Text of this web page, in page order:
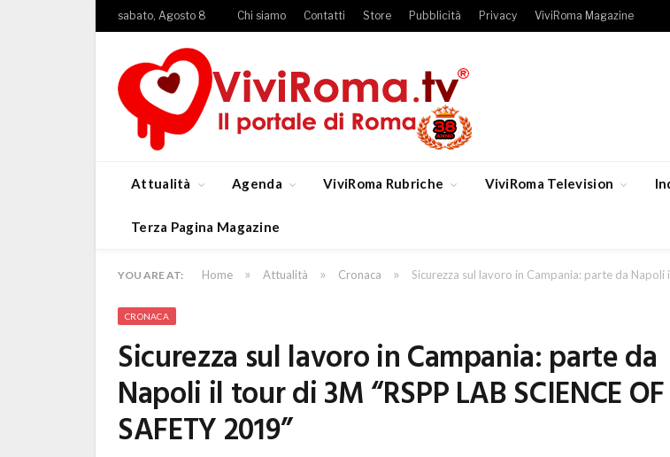
sabato, Agosto 8 Chi siamo Contatti Store Pubblicità Privacy ViviRoma Magazine
Attualità Agenda ViviRoma Rubriche ViviRoma Television
Terza Pagina Magazine
YOU ARE AT: Home » Attualità » Cronaca » Sicurezza sul lavoro in Campania: parte da Napoli
CRONACA
Sicurezza sul lavoro in Campania: parte da
Napoli il tour di 3M “RSPP LAB SCIENCE OF
SAFETY 2019”